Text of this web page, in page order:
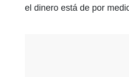
el dinero está de por